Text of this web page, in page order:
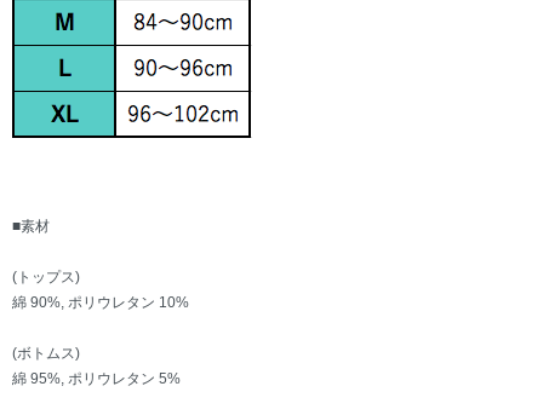
■素材
(トップス)
綿 90%, ポリウレタン 10%
(ボトムス)
綿 95%, ポリウレタン 5%